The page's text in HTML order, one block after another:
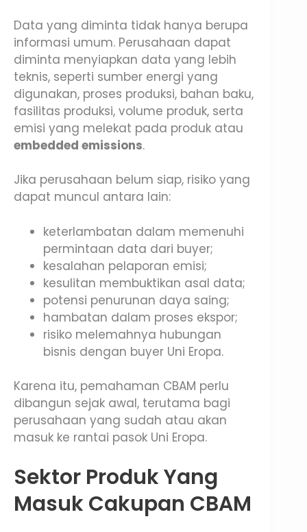
Data yang diminta tidak hanya berupa
informasi umum. Perusahaan dapat
diminta menyiapkan data yang lebih
teknis, seperti sumber energi yang
digunakan, proses produksi, bahan baku,
fasilitas produksi, volume produk, serta
emisi yang melekat pada produk atau
embedded emissions.
Jika perusahaan belum siap, risiko yang
dapat muncul antara lain:
keterlambatan dalam memenuhi
permintaan data dari buyer;
kesalahan pelaporan emisi;
kesulitan membuktikan asal data;
potensi penurunan daya saing;
hambatan dalam proses ekspor;
risiko melemahnya hubungan
bisnis dengan buyer Uni Eropa.
Karena itu, pemahaman CBAM perlu
dibangun sejak awal, terutama bagi
perusahaan yang sudah atau akan
masuk ke rantai pasok Uni Eropa.
Sektor Produk Yang
Masuk Cakupan CBAM